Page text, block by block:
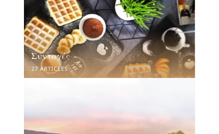
Συνταγές
27 ARTICLES